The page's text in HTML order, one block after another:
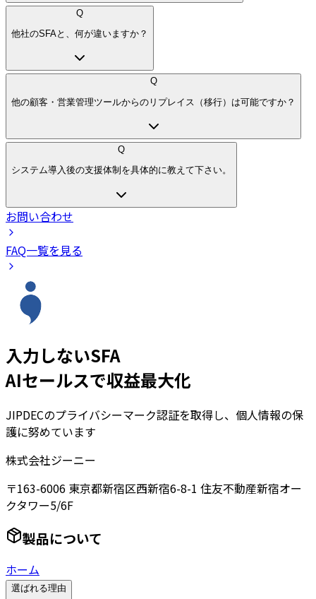
Q
他社のSFAと、何が違いますか？
Q
他の顧客・営業管理ツールからのリプレイス（移行）は可能ですか？
Q
システム導入後の支援体制を具体的に教えて下さい。
お問い合わせ
FAQ一覧を見る
入力しないSFA
AIセールスで収益最大化
JIPDECのプライバシーマーク認証を取得し、個人情報の保
護に努めています
株式会社ジーニー
〒163-6006 東京都新宿区西新宿6-8-1 住友不動産新宿オー
クタワー5/6F
製品について
ホーム
選ばれる理由